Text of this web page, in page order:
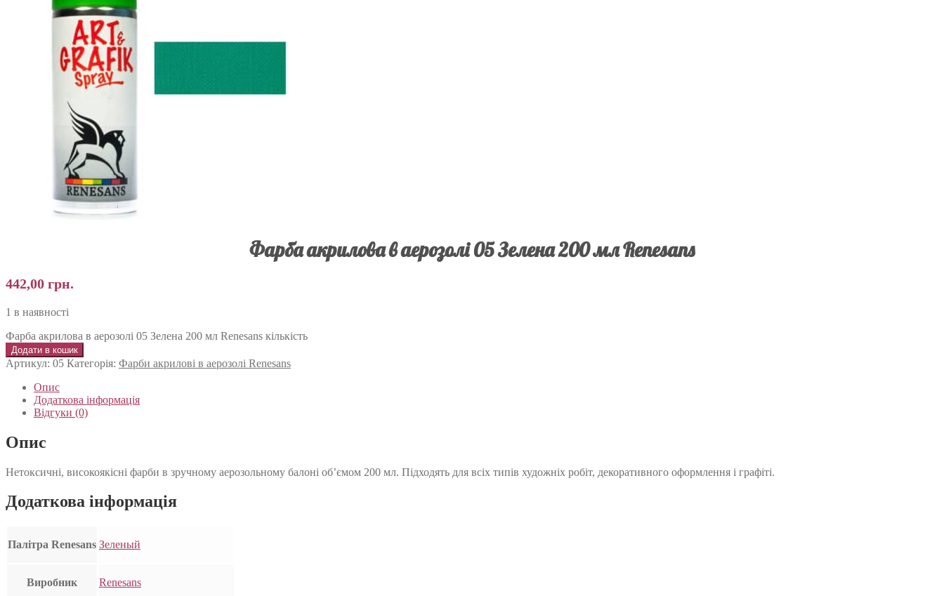
Фарба акрилова в аерозолі 05 Зелена 200 мл Renesans
442,00 грн.
1 в наявності
Фарба акрилова в аерозолі 05 Зелена 200 мл Renesans кількість
Додати в кошик
Артикул: 05 Категорія: Фарби акрилові в аерозолі Renesans
Опис
Додаткова інформація
Відгуки (0)
Опис
Нетоксичні, високоякісні фарби в зручному аерозольному балоні об’ємом 200 мл. Підходять для всіх типів художніх робіт, декоративного оформлення і графіті.
Додаткова інформація
Палітра Renesans Зеленый
Виробник Renesans